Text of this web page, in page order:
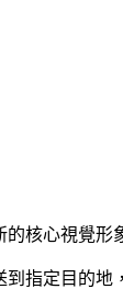
心視覺形
指定目的地